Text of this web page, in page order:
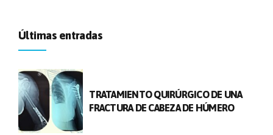
Últimas entradas
TRATAMIENTO QUIRÚRGICO DE UNA
FRACTURA DE CABEZA DE HÚMERO